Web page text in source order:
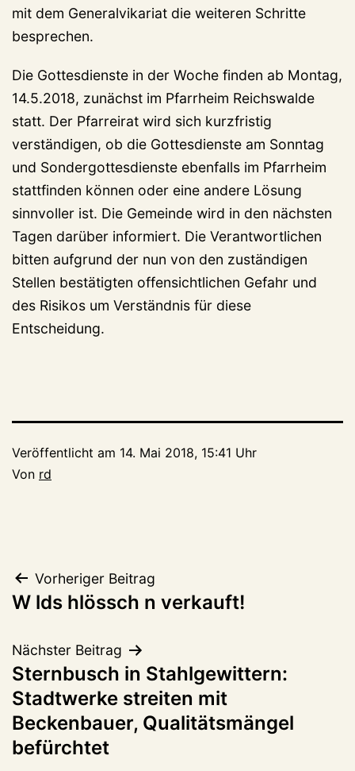
mit dem Generalvikariat die weiteren Schritte
besprechen.
Die Gottesdienste in der Woche finden ab Montag,
14.5.2018, zunächst im Pfarrheim Reichswalde
statt. Der Pfarreirat wird sich kurzfristig
verständigen, ob die Gottesdienste am Sonntag
und Sondergottesdienste ebenfalls im Pfarrheim
stattfinden können oder eine andere Lösung
sinnvoller ist. Die Gemeinde wird in den nächsten
Tagen darüber informiert. Die Verantwortlichen
bitten aufgrund der nun von den zuständigen
Stellen bestätigten offensichtlichen Gefahr und
des Risikos um Verständnis für diese
Entscheidung.
Veröffentlicht am 14. Mai 2018, 15:41 Uhr
Von rd
Beitragsnavigation
Vorheriger Beitrag
W lds hlössch n verkauft!
Nächster Beitrag
Sternbusch in Stahlgewittern:
Stadtwerke streiten mit
Beckenbauer, Qualitätsmängel
befürchtet